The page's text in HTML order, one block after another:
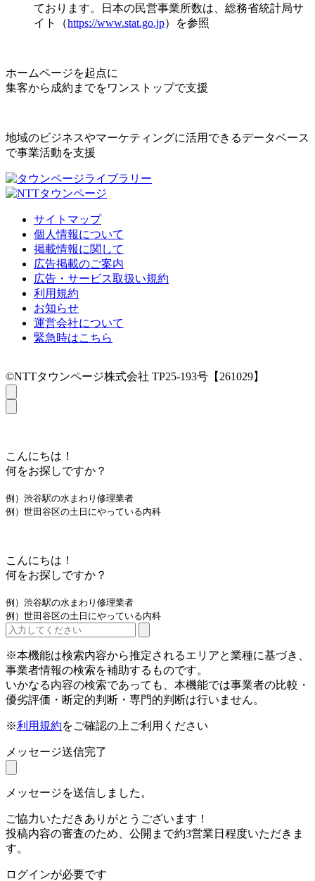
ております。日本の民営事業所数は、総務省統計局サ
イト（https://www.stat.go.jp）を参照
ホームページを起点に
集客から成約までをワンストップで支援
地域のビジネスやマーケティングに活用できるデータベース
で事業活動を支援
サイトマップ
個人情報について
掲載情報に関して
広告掲載のご案内
広告・サービス取扱い規約
利用規約
お知らせ
運営会社について
緊急時はこちら
©NTTタウンページ株式会社 TP25-193号【261029】
こんにちは！
何をお探しですか？
例）渋谷駅の水まわり修理業者
例）世田谷区の土日にやっている内科
こんにちは！
何をお探しですか？
例）渋谷駅の水まわり修理業者
例）世田谷区の土日にやっている内科
※本機能は検索内容から推定されるエリアと業種に基づき、
事業者情報の検索を補助するものです。
いかなる内容の検索であっても、本機能では事業者の比較・
優劣評価・断定的判断・専門的判断は行いません。
※利用規約をご確認の上ご利用ください
メッセージ送信完了
メッセージを送信しました。
ご協力いただきありがとうございます！
投稿内容の審査のため、公開まで約3営業日程度いただきま
す。
ログインが必要です